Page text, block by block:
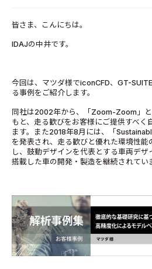
皆さま、こんにちは。
IDAJの中井です。
今回は、マツダ様でiconCFD、GT-
る事例をご紹介します。
同社は2002年から、「Zoom-Zoom」
もと、走る歓びをお客様にご提供すべく
ます。また2018年8月には、「
を発表され、走る歓びと優れた環境性能
し、鼓動デザインを代表とする車両デ
搭載した車の開発・製造を継続されてい